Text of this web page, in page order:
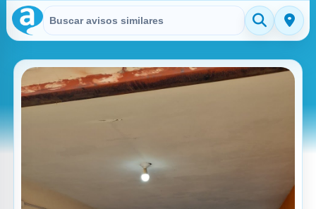
Buscar en Avisitos